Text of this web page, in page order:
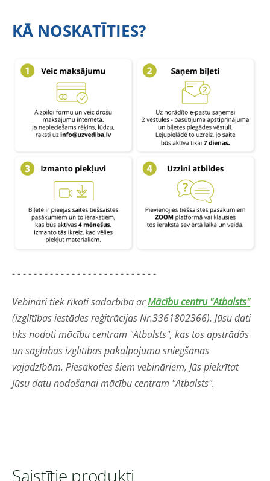
KĀ NOSKATĪTIES?
- - - - - - - - - - - - - - - - - - - - - - - - - - -
Vebināri tiek rīkoti sadarbībā arMācību centru "Atbalsts"
(izglītības iestādes reģitrācijas Nr.3361802366). Jūsu dati
tiks nodoti mācību centram "Atbalsts", kas tos apstrādās
un saglabās izglītības pakalpojuma sniegšanas
vajadzībām. Piesakoties šiem vebināriem, Jūs piekrītat
Jūsu datu nodošanai mācību centram "Atbalsts".
Saistītie produkti